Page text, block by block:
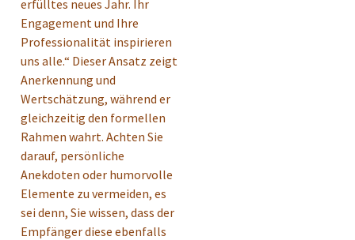
erfülltes neues Jahr. Ihr
Engagement und Ihre
Professionalität inspirieren
uns alle.“ Dieser Ansatz zeigt
Anerkennung und
Wertschätzung, während er
gleichzeitig den formellen
Rahmen wahrt. Achten Sie
darauf, persönliche
Anekdoten oder humorvolle
Elemente zu vermeiden, es
sei denn, Sie wissen, dass der
Empfänger diese ebenfalls